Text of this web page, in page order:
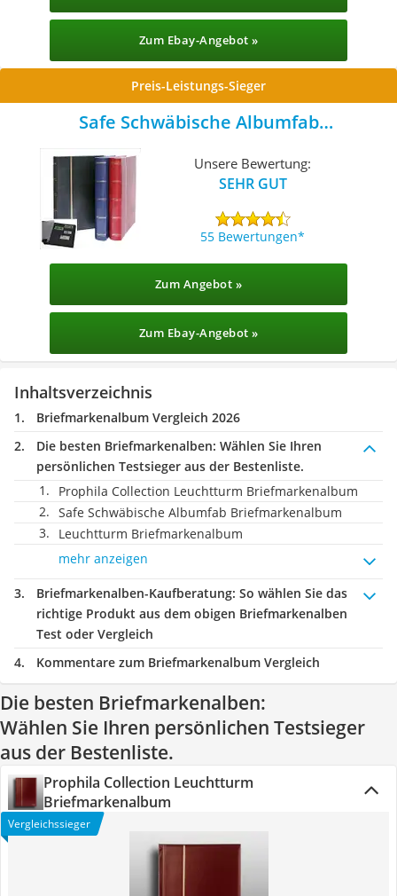
Zum Ebay-Angebot »
Preis-Leistungs-Sieger
Safe Schwäbische Albumfab
Briefmarkenalbum
Unsere Bewertung:
SEHR GUT
55 Bewertungen
Zum Angebot »
Zum Ebay-Angebot »
Inhaltsverzeichnis
Briefmarkenalbum Vergleich 2026
Die besten Briefmarkenalben: Wählen Sie Ihren
persönlichen Testsieger aus der Bestenliste.
Prophila Collection Leuchtturm Briefmarkenalbum
Safe Schwäbische Albumfab Briefmarkenalbum
Leuchtturm Briefmarkenalbum
mehr anzeigen
Briefmarkenalben-Kaufberatung: So wählen Sie das
richtige Produkt aus dem obigen Briefmarkenalben
Test oder Vergleich
Kommentare zum Briefmarkenalbum Vergleich
Die besten Briefmarkenalben:
Wählen Sie Ihren persönlichen Testsieger
aus der Bestenliste.
Prophila Collection Leuchtturm
Briefmarkenalbum
Vergleichssieger